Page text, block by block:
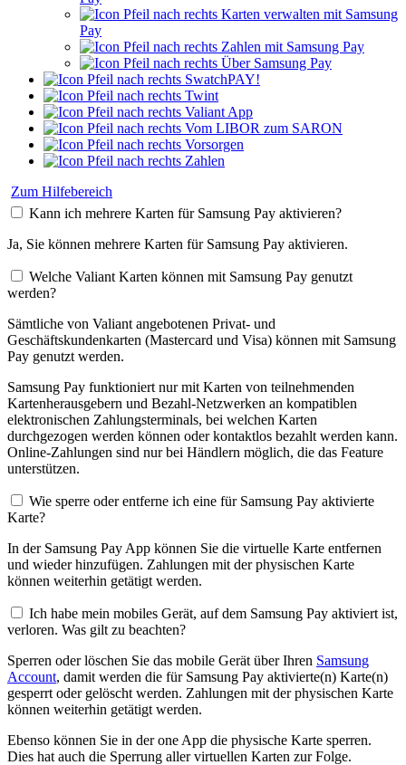
Karten verwalten mit Samsung
Pay
Zahlen mit Samsung Pay
Über Samsung Pay
SwatchPAY!
Twint
Valiant App
Vom LIBOR zum SARON
Vorsorgen
Zahlen
Zum Hilfebereich
Kann ich mehrere Karten für Samsung Pay aktivieren?
Ja, Sie können mehrere Karten für Samsung Pay aktivieren.
Welche Valiant Karten können mit Samsung Pay genutzt
werden?
Sämtliche von Valiant angebotenen Privat- und
Geschäftskundenkarten (Mastercard und Visa) können mit Samsung
Pay genutzt werden.
Samsung Pay funktioniert nur mit Karten von teilnehmenden
Kartenherausgebern und Bezahl-Netzwerken an kompatiblen
elektronischen Zahlungsterminals, bei welchen Karten
durchgezogen werden können oder kontaktlos bezahlt werden kann.
Online-Zahlungen sind nur bei Händlern möglich, die das Feature
unterstützen.
Wie sperre oder entferne ich eine für Samsung Pay aktivierte
Karte?
In der Samsung Pay App können Sie die virtuelle Karte entfernen
und wieder hinzufügen. Zahlungen mit der physischen Karte
können weiterhin getätigt werden.
Ich habe mein mobiles Gerät, auf dem Samsung Pay aktiviert ist,
verloren. Was gilt zu beachten?
Sperren oder löschen Sie das mobile Gerät über Ihren Samsung
Account, damit werden die für Samsung Pay aktivierte(n) Karte(n)
gesperrt oder gelöscht werden. Zahlungen mit der physischen Karte
können weiterhin getätigt werden.
Ebenso können Sie in der one App die physische Karte sperren.
Dies hat auch die Sperrung aller virtuellen Karten zur Folge.